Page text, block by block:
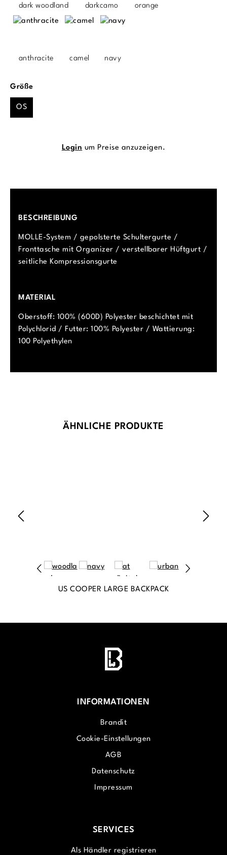
dark woodland darkcamo orange
anthracite camel navy
Größeauswählen
OS
Login um Preise anzuzeigen.
BESCHREIBUNG
MOLLE-System / gepolsterte Schultergurte /
Fronttasche mit Organizer / verstellbarer Hüftgurt /
seitliche Kompressionsgurte
MATERIAL
Oberstoff: 100% (600D) Polyester beschichtet mit
Polychlorid / Futter: 100% Polyester / Wattierung:
100 Polyethylen
Produktgalerie überspringen
ÄHNLICHE PRODUKTE
US COOPER LARGE BACKPACK
INFORMATIONEN
Brandit
Cookie-Einstellungen
AGB
Datenschutz
Impressum
SERVICES
Als Händler registrieren